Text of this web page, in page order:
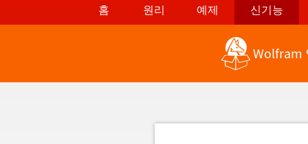
홈 원리 예제 신기능
Wolfram